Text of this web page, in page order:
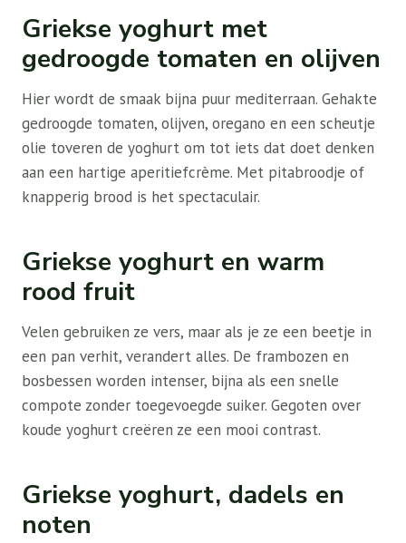
Griekse yoghurt met
gedroogde tomaten en olijven
Hier wordt de smaak bijna puur mediterraan. Gehakte
gedroogde tomaten, olijven, oregano en een scheutje
olie toveren de yoghurt om tot iets dat doet denken
aan een hartige aperitiefcrème. Met pitabroodje of
knapperig brood is het spectaculair.
Griekse yoghurt en warm
rood fruit
Velen gebruiken ze vers, maar als je ze een beetje in
een pan verhit, verandert alles. De frambozen en
bosbessen worden intenser, bijna als een snelle
compote zonder toegevoegde suiker. Gegoten over
koude yoghurt creëren ze een mooi contrast.
Griekse yoghurt, dadels en
noten